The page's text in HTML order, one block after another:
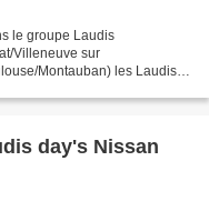
le groupe Laudis
Villeneuve sur
Montauban) les Laudis
day's Nissan